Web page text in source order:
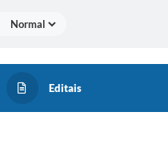
Editais